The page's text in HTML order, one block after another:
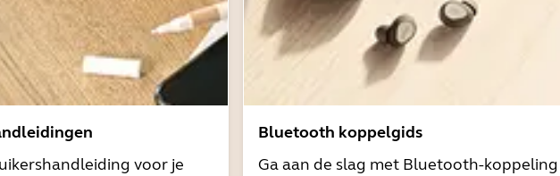
voor je
Bluetooth koppelgids
Ga aan de slag met Bluetooth-koppeling